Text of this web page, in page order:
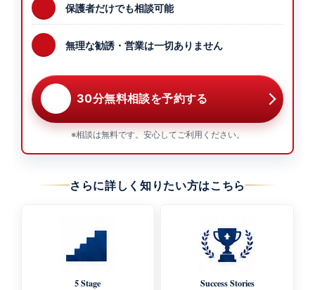
保護者だけでも相談可能
無理な勧誘・営業は一切ありません
30分無料相談を予約する
※相談は無料です。安心してご利用ください。
さらに詳しく知りたい方はこちら
5 Stage Success Stories